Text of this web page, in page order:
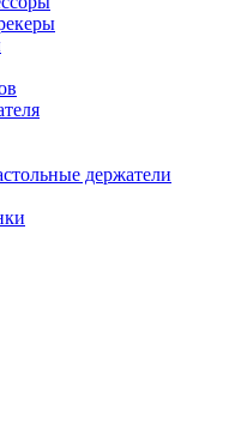
держатели